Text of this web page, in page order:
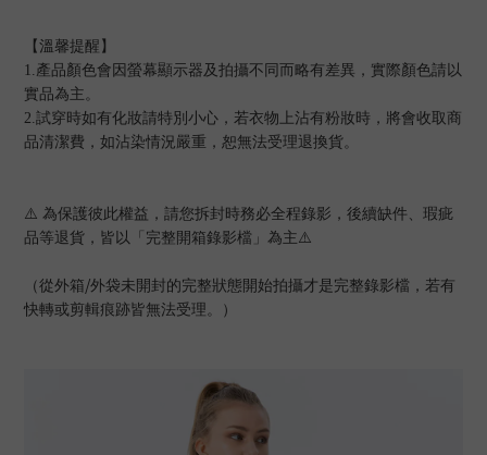
【溫馨提醒】
1. 產品顏色會因螢幕顯示器及拍攝不同而略有差異，實際顏色請以
實品為主。
2. 試穿時如有化妝請特別小心，若衣物上沾有粉妝時，將會收取商
品清潔費，如沾染情況嚴重，恕無法受理退換貨。
⚠ 為保護彼此權益，請您拆封時務必全程錄影，後續缺件、瑕疵
品等退貨，皆以「完整開箱錄影檔」為主⚠
（從外箱/外袋未開封的完整狀態開始拍攝才是完整錄影檔，若有
快轉或剪輯痕跡皆無法受理。）